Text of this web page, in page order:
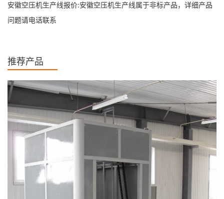
安徽空压机生产线报价:安徽空压机生产线属于非标产品，详细产品
问题请电话联系
推荐产品